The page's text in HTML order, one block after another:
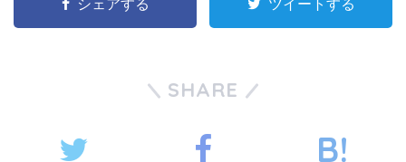
シェアする ツイートする
SHARE